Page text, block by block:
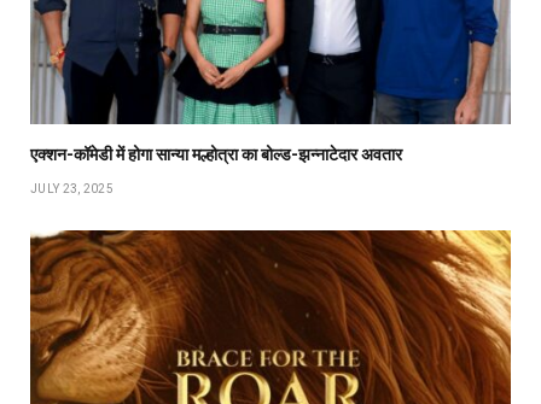
एक्शन-कॉमेडी में होगा सान्या मल्होत्रा का बोल्ड-झन्नाटेदार अवतार
JULY 23, 2025